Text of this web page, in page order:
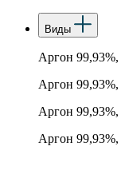
Виды
Аргон
Аргон
Аргон
Аргон